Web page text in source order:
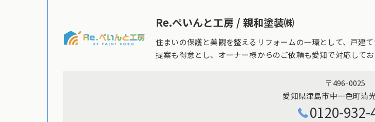
Re.ぺいんと工房 / 親和塗装㈱
住まいの保護と美観を整えるリフォームの一環として、戸建
提案も得意とし、オーナー様からのご依頼も愛知で対応してお
〒496-0025
愛知県津島市中一色町清
0120-932-